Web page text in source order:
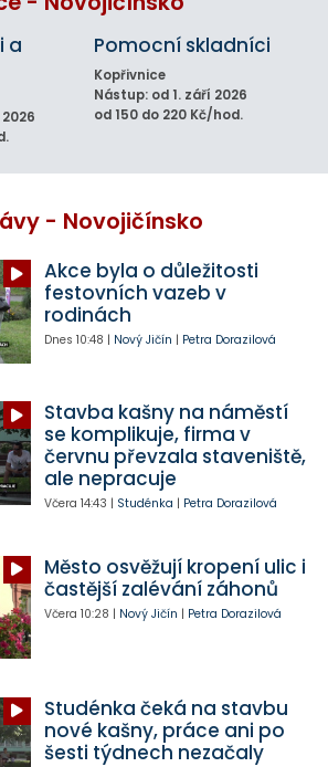
a
Pomocní skladníci
Kopřivnice
Nástup: od 1. září 2026
od 150 do 220 Kč/hod.
- Novojičínsko
Akce byla o důležitosti
festovních vazeb v
rodinách
Dnes 10:48 | Nový Jičín | Petra Dorazilová
Stavba kašny na náměstí
se komplikuje, firma v
červnu převzala staveniště,
ale nepracuje
Včera 14:43 | Studénka | Petra Dorazilová
Město osvěžují kropení ulic i
častější zalévání záhonů
Včera 10:28 | Nový Jičín | Petra Dorazilová
Studénka čeká na stavbu
nové kašny, práce ani po
šesti týdnech nezačaly